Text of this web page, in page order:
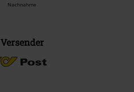
Nachnahme
Versender